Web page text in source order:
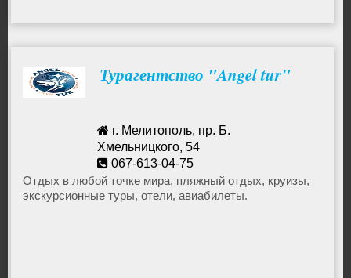
Турагентство "Angel tur"
г. Мелитополь, пр. Б.
Хмельницкого, 54
067-613-04-75
angeltur@mail.ru
Отдых в любой точке мира, пляжный отдых, круизы,
экскурсионные туры, отели, авиабилеты.